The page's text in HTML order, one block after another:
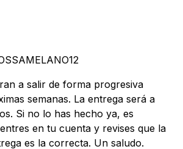
a salir de forma progresiva
semanas. La entrega será a
Si no lo has hecho ya, es
en tu cuenta y revises que la
es la correcta. Un saludo.